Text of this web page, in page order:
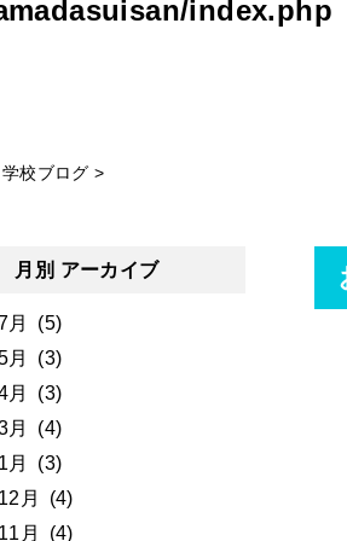
index.php
学校ブログ >
月別 アーカイブ
月
(5)
月
(3)
月
(3)
月
(4)
月
(3)
月
(4)
月
(4)